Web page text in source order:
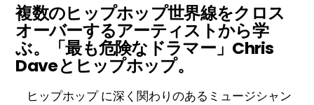
複数のヒップホップ世界線をクロス
オーバーするアーティストから学
ぶ。「最も危険なドラマー」Chris
Daveとヒップホップ。
ヒップホップ に深く関わりのあるミュージシャン